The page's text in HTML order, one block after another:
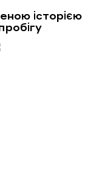
історією